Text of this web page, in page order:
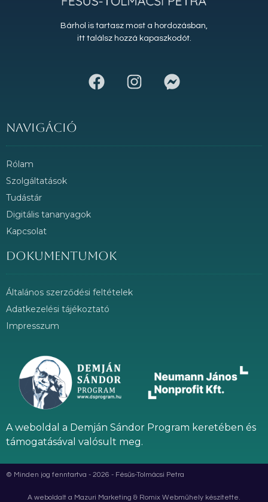
Bárhol is tartasz most a hordozásban,
itt találsz hozzá kapaszkodót.
Navigáció
Rólam
Szolgáltatások
Tudástár
Digitális tananyagok
Kapcsolat
Dokumentumok
Általános szerződési feltételek
Adatkezelési tájékoztató
Impresszum
A weboldal a Demján Sándor Program keretében és
támogatásával valósult meg.
© Minden jog fenntartva - 2026 - Fésűs-Tolmácsi Petra
A weboldalt a Mazuri Marketing & Romix Webműhely készítette.